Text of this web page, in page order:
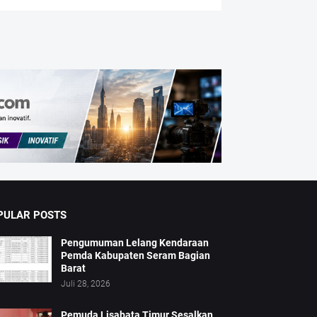
POSTS
Pengumuman Lelang Kendaraan
Pemda Kabupaten Seram Bagian
Barat
Juli 28, 2026